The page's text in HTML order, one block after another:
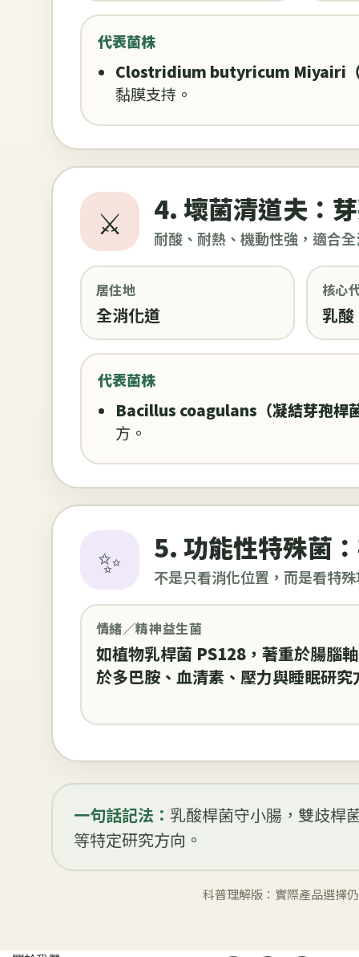
代表菌株
Clostridium butyricum Miyairi（
黏膜支持。
⚔️ 4. 壞菌清道夫：
耐酸、耐熱、機動性強，適合
居住地
全消化道
核心
乳酸
代表菌株
Bacillus coagulans（凝結芽孢桿
方。
✨ 5. 功能性特殊菌
不是只看消化位置，而是看特
情緒／精神益生菌
如植物乳桿菌 PS128，著重於腸腦
於多巴胺、血清素、壓力與睡眠研究
一句話記法： 乳酸桿菌守小腸，雙歧桿
等特定研究方向。
科普理解版：實際產品選擇